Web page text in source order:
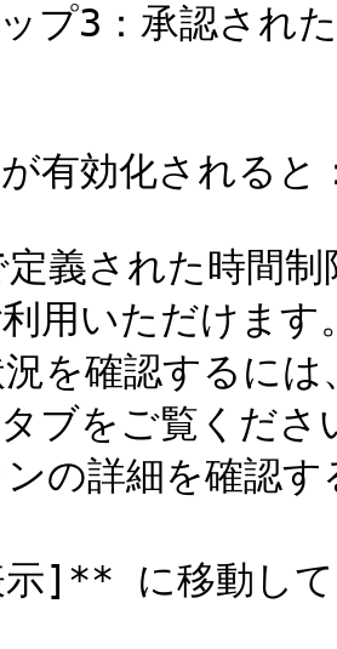
プ3：承認され
有効化されると
義された時間制
用いただけます
を確認するに
ブをご覧くださ
の詳細を確